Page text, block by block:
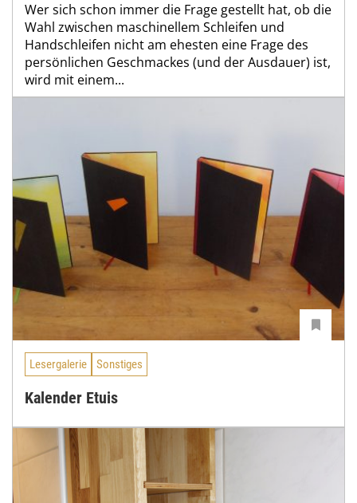
Wer sich schon immer die Frage gestellt hat, ob die
Wahl zwischen maschinellem Schleifen und
Handschleifen nicht am ehesten eine Frage des
persönlichen Geschmackes (und der Ausdauer) ist,
wird mit einem...
Lesergalerie Sonstiges
Kalender Etuis